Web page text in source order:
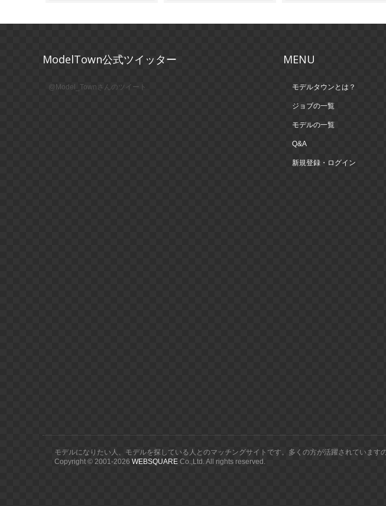
ModelTown公式ツイッター
@Model_Townさんのツイート
MENU
モデルタウンとは？
ジョブの一覧
モデルの一覧
Q&A
新規登録・ログイン
モデルになりたい人、モデルを探している人とのマッチングサイトです。多くの方が活躍されています
Copyright © 2001-2026 WEBSQUARE Co.,Ltd. All rights reserved.